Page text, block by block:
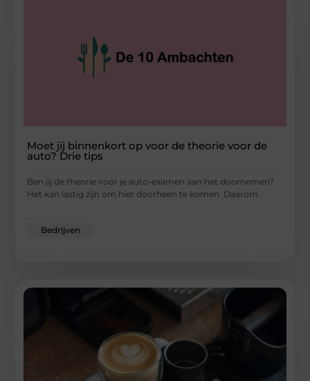
Moet jij binnenkort op voor de theorie voor de
auto? Drie tips
Ben jij de theorie voor je auto-examen aan het doornemen?
Het kan lastig zijn om hier doorheen te komen. Daarom
...
Bedrijven